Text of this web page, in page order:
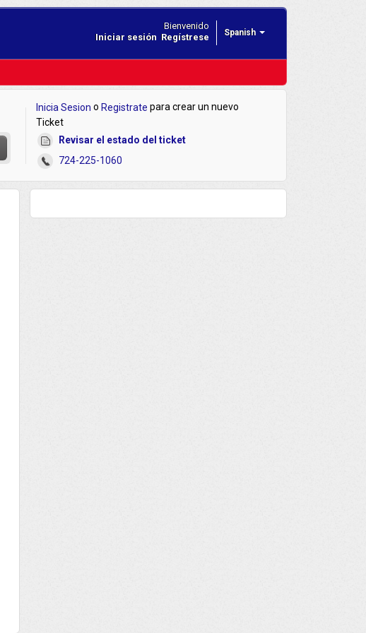
Spanish
Bienvenido
Iniciar sesión Regístrese
Inicia Sesion o Registrate para crear un nuevo
Ticket
Revisar el estado del ticket
724-225-1060